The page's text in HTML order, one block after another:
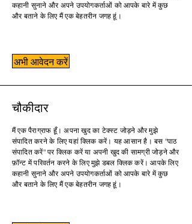
कहानी सुनाने और अपने उपयोगकर्ताओं को आपके बारे में कुछ
और बताने के लिए मैं एक बेहतरीन जगह हूं।
अभी आवेदन करें
चौकीदार
मैं एक पैराग्राफ हूँ। अपना खुद का टेक्स्ट जोड़ने और मुझे
संपादित करने के लिए यहां क्लिक करें। यह आसान है। बस "पाठ
संपादित करें" पर क्लिक करें या अपनी खुद की सामग्री जोड़ने और
फ़ॉन्ट में परिवर्तन करने के लिए मुझे डबल क्लिक करें। आपके लिए
कहानी सुनाने और अपने उपयोगकर्ताओं को आपके बारे में कुछ
और बताने के लिए मैं एक बेहतरीन जगह हूं।